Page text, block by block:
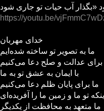
https://youtu.be/
خدای مهربان
ما به تصویر تو ساخته شده‌ایم
برای عدالت و صلح دعا می‌کنیم
با ایمان به عشق تو به ما
ما برای پایان ظلم دعا می‌کنیم
تو ما و زمین ما را آفریده‌ای
ما متعهد به محافظت از یکدیگر